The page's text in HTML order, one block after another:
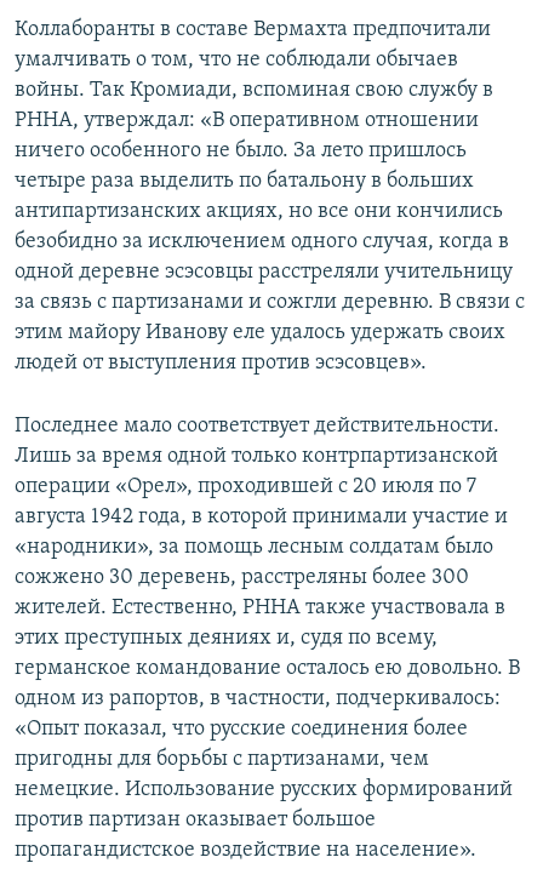
Коллаборанты в составе Вермахта предпочитали
умалчивать о том, что не соблюдали обычаев
войны. Так Кромиади, вспоминая свою службу в
РННА, утверждал: «В оперативном отношении
ничего особенного не было. За лето пришлось
четыре раза выделить по батальону в больших
антипартизанских акциях, но все они кончились
безобидно за исключением одного случая, когда в
одной деревне эсэсовцы расстреляли учительницу
за связь с партизанами и сожгли деревню. В связи с
этим майору Иванову еле удалось удержать своих
людей от выступления против эсэсовцев».
Последнее мало соответствует действительности.
Лишь за время одной только контрпартизанской
операции «Орел», проходившей с 20 июля по 7
августа 1942 года, в которой принимали участие и
«народники», за помощь лесным солдатам было
сожжено 30 деревень, расстреляны более 300
жителей. Естественно, РННА также участвовала в
этих преступных деяниях и, судя по всему,
германское командование осталось ею довольно. В
одном из рапортов, в частности, подчеркивалось:
«Опыт показал, что русские соединения более
пригодны для борьбы с партизанами, чем
немецкие. Использование русских формирований
против партизан оказывает большое
пропагандистское воздействие на население».